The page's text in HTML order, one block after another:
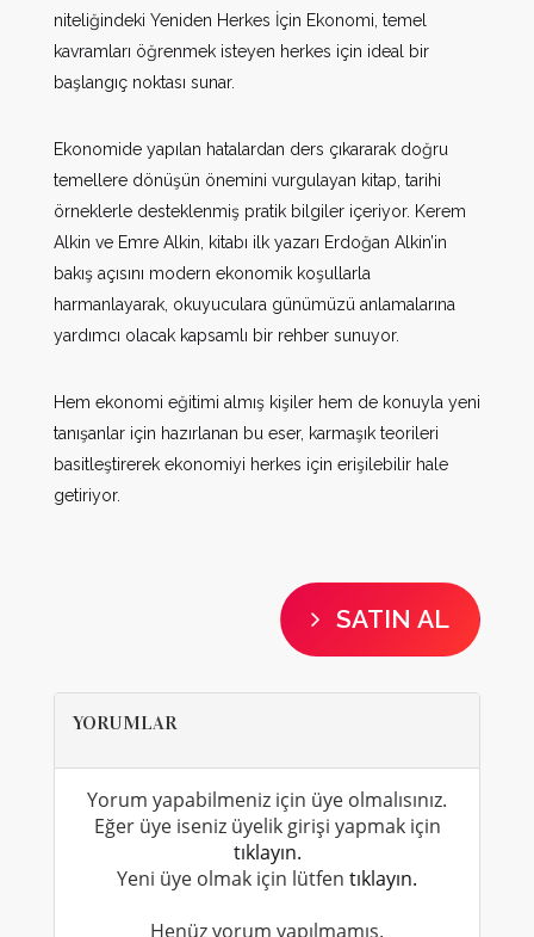
niteliğindeki Yeniden Herkes İçin Ekonomi, temel
kavramları öğrenmek isteyen herkes için ideal bir
başlangıç noktası sunar.
Ekonomide yapılan hatalardan ders çıkararak doğru
temellere dönüşün önemini vurgulayan kitap, tarihi
örneklerle desteklenmiş pratik bilgiler içeriyor. Kerem
Alkin ve Emre Alkin, kitabı ilk yazarı Erdoğan Alkin’in
bakış açısını modern ekonomik koşullarla
harmanlayarak, okuyuculara günümüzü anlamalarına
yardımcı olacak kapsamlı bir rehber sunuyor.
Hem ekonomi eğitimi almış kişiler hem de konuyla yeni
tanışanlar için hazırlanan bu eser, karmaşık teorileri
basitleştirerek ekonomiyi herkes için erişilebilir hale
getiriyor.
SATIN AL
YORUMLAR
Yorum yapabilmeniz için üye olmalısınız.
Eğer üye iseniz üyelik girişi yapmak için
tıklayın.
Yeni üye olmak için lütfen tıklayın.
Henüz yorum yapılmamış.